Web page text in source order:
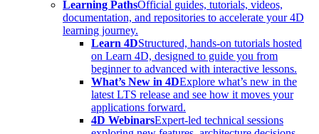
Learning PathsOfficial guides, tutorials, videos,
documentation, and repositories to accelerate your 4D
learning journey.
Learn 4DStructured, hands-on tutorials hosted
on Learn 4D, designed to guide you from
beginner to advanced with interactive lessons.
What’s New in 4DExplore what’s new in the
latest LTS release and see how it moves your
applications forward.
4D WebinarsExpert-led technical sessions